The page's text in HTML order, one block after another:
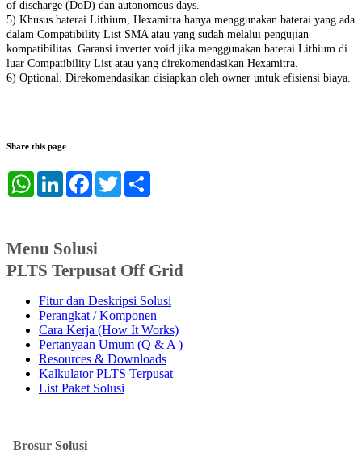
of discharge (DoD) dan autonomous days.
5) Khusus baterai Lithium, Hexamitra hanya menggunakan baterai yang ada
dalam Compatibility List SMA atau yang sudah melalui pengujian
kompatibilitas. Garansi inverter void jika menggunakan baterai Lithium di
luar Compatibility List atau yang direkomendasikan Hexamitra.
6) Optional. Direkomendasikan disiapkan oleh owner untuk efisiensi biaya.
Share this page
WhatsAppLinkedInFacebook
Twitter
Menu Solusi
PLTS Terpusat Off Grid
Fitur dan Deskripsi Solusi
Perangkat / Komponen
Cara Kerja (How It Works)
Pertanyaan Umum (Q & A )
Resources & Downloads
Kalkulator PLTS Terpusat
List Paket Solusi
Brosur Solusi